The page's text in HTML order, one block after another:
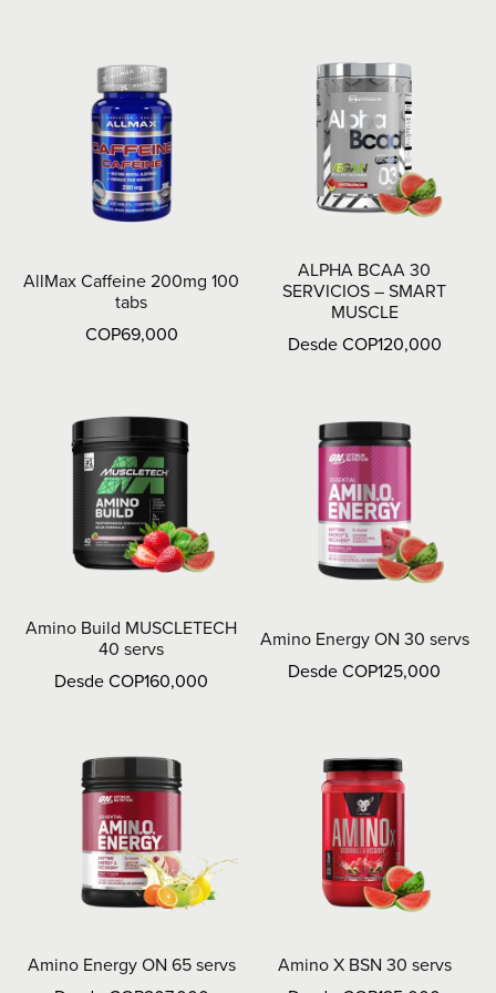
AllMax Caffeine 200mg 100
tabs
COP69,000
ALPHA BCAA 30
SERVICIOS – SMART
MUSCLE
Desde COP120,000
Amino Build MUSCLETECH
40 servs
Desde COP160,000
Amino Energy ON 30 servs
Desde COP125,000
Amino Energy ON 65 servs
Amino X BSN 30 servs